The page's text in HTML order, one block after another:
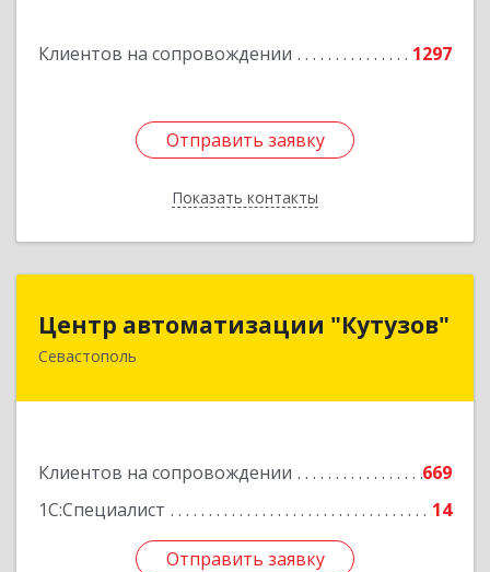
Клиентов на сопровождении 1297
Отправить заявку
Показать контакты
Отправить заявку
Назад
Центр автоматизации "Кутузов"
Севастополь
Клиентов на сопровождении
669
1С:Специалист
14
Отправить заявку
299011, Севастополь г, Генерала Петрова ул,
Отправить заявку